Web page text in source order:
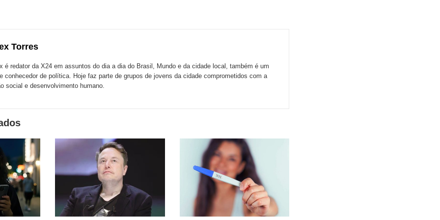
Torres
é redator da X24 em assuntos do dia a dia do Brasil, Mundo e da cidade local, também é um
conhecedor de política. Hoje faz parte de grupos de jovens da cidade comprometidos com a
social e desenvolvimento humano.